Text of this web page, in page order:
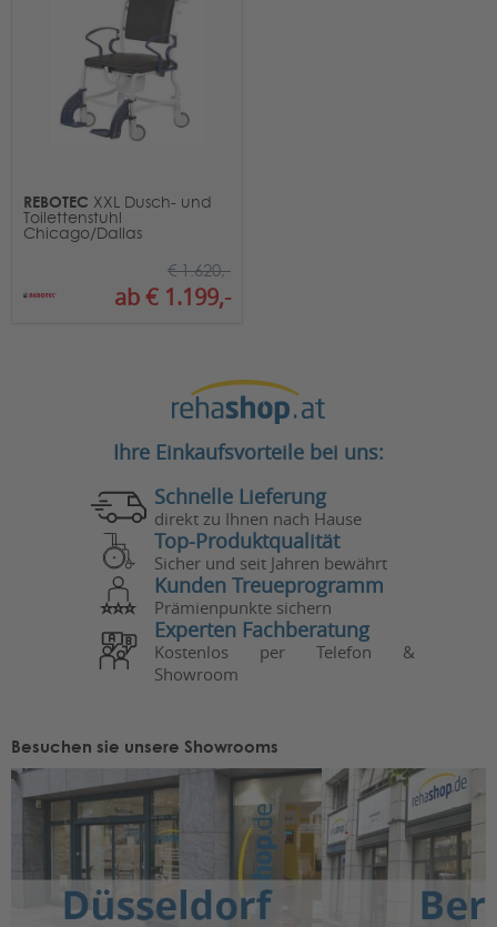
REBOTEC XXL Dusch- und
Toilettenstuhl
Chicago/Dallas
ab € 1.199,-
€ 1.620,-
Ihre Einkaufsvorteile bei uns:
Schnelle Lieferung
direkt zu Ihnen nach Hause
Top-Produktqualität
Sicher und seit Jahren bewährt
Kunden Treueprogramm
Prämienpunkte sichern
Experten Fachberatung
Kostenlos per Telefon &
Showroom
Besuchen sie unsere Showrooms